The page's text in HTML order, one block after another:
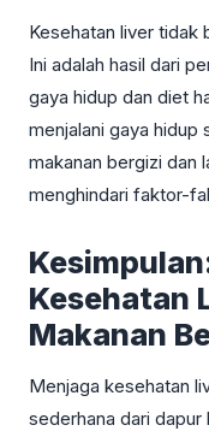
Kesehatan liver tidak
Ini adalah hasil dari
gaya hidup dan diet
menjalani gaya hidup
makanan bergizi dan
menghindari faktor-
Kesehatan
Makanan
Menjaga kesehatan
sederhana dari dapur